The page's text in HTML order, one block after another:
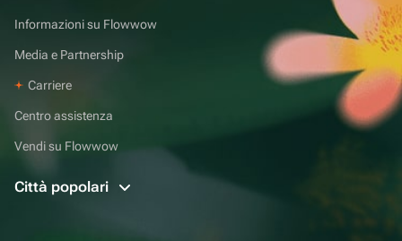
Informazioni su Flowwow
Media e Partnership
Carriere
Centro assistenza
Vendi su Flowwow
Città popolari